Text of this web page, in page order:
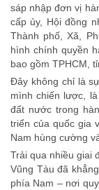
sáp nhập đơn vị
cấp ủy, Hội đồng
Thành phố, Xã,
hình chính quyền
bao gồm TPHCM,
Đây không chỉ là
mình chiến lược,
đất nước trong
triển của quốc gia
Nam hùng cường
Trải qua nhiều giai
Vũng Tàu đã
phía Nam – nơi